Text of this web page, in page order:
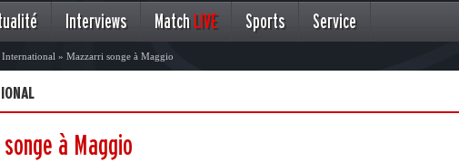
Interviews Match LIVE Sports Service
International » Mazzarri songe à Maggio
à Maggio